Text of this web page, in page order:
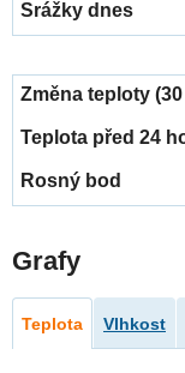
Grafy
Teplota Vlhkost